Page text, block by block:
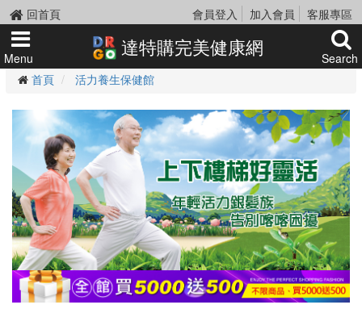
回首頁 會員登入 加入會員 客服專區
Menu 達特購完美健康網
Search
首頁
活力養生保健館